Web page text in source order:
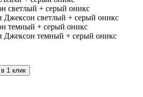
Джексон светлый + серый оникс
Джексон темный + серый оникс
1 клик